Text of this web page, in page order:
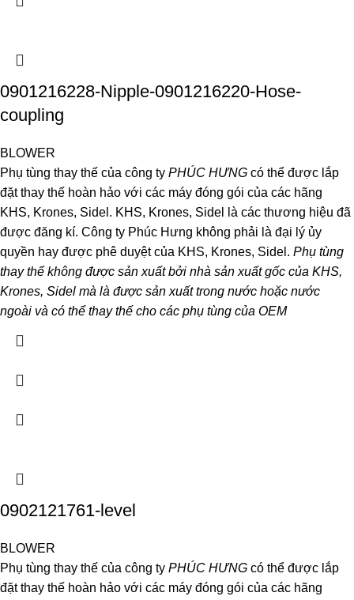
0901216228-Nipple-0901216220-Hose-
coupling
BLOWER
Phụ tùng thay thế của công ty PHÚC HƯNG có thể được lắp
đặt thay thế hoàn hảo với các máy đóng gói của các hãng
KHS, Krones, Sidel. KHS, Krones, Sidel là các thương hiệu đã
được đăng kí. Công ty Phúc Hưng không phải là đại lý ủy
quyền hay được phê duyệt của KHS, Krones, Sidel. Phụ tùng
thay thế không được sản xuất bởi nhà sản xuất gốc của KHS,
Krones, Sidel mà là được sản xuất trong nước hoặc nước
ngoài và có thể thay thế cho các phụ tùng của OEM
0902121761-level
BLOWER
Phụ tùng thay thế của công ty PHÚC HƯNG có thể được lắp
đặt thay thế hoàn hảo với các máy đóng gói của các hãng